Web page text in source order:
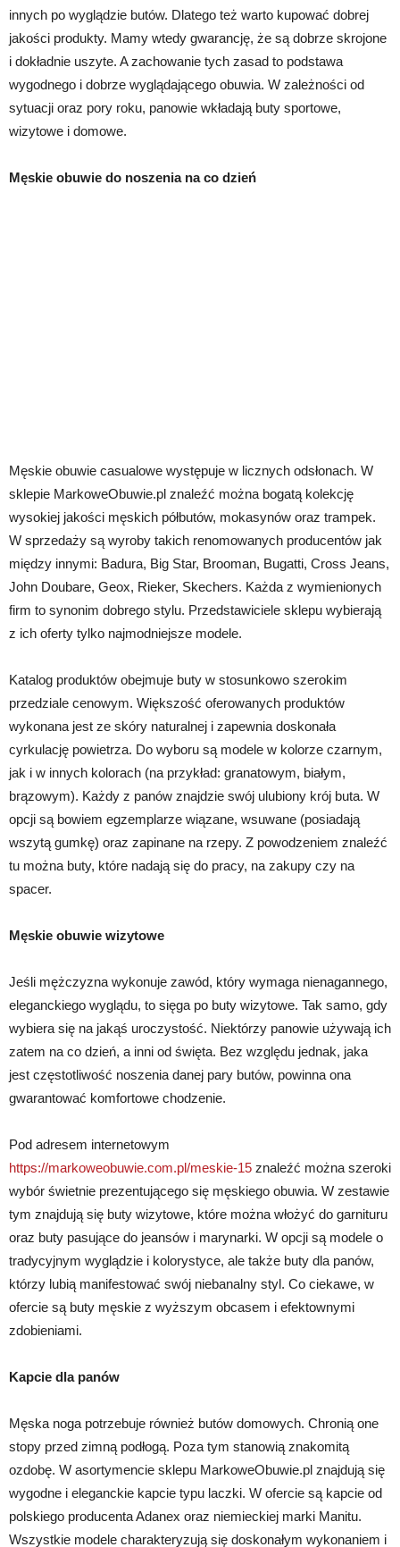
innych po wyglądzie butów. Dlatego też warto kupować dobrej
jakości produkty. Mamy wtedy gwarancję, że są dobrze skrojone
i dokładnie uszyte. A zachowanie tych zasad to podstawa
wygodnego i dobrze wyglądającego obuwia. W zależności od
sytuacji oraz pory roku, panowie wkładają buty sportowe,
wizytowe i domowe.
Męskie obuwie do noszenia na co dzień
Męskie obuwie casualowe występuje w licznych odsłonach. W
sklepie MarkoweObuwie.pl znaleźć można bogatą kolekcję
wysokiej jakości męskich półbutów, mokasynów oraz trampek.
W sprzedaży są wyroby takich renomowanych producentów jak
między innymi: Badura, Big Star, Brooman, Bugatti, Cross Jeans,
John Doubare, Geox, Rieker, Skechers. Każda z wymienionych
firm to synonim dobrego stylu. Przedstawiciele sklepu wybierają
z ich oferty tylko najmodniejsze modele.
Katalog produktów obejmuje buty w stosunkowo szerokim
przedziale cenowym. Większość oferowanych produktów
wykonana jest ze skóry naturalnej i zapewnia doskonała
cyrkulację powietrza. Do wyboru są modele w kolorze czarnym,
jak i w innych kolorach (na przykład: granatowym, białym,
brązowym). Każdy z panów znajdzie swój ulubiony krój buta. W
opcji są bowiem egzemplarze wiązane, wsuwane (posiadają
wszytą gumkę) oraz zapinane na rzepy. Z powodzeniem znaleźć
tu można buty, które nadają się do pracy, na zakupy czy na
spacer.
Męskie obuwie wizytowe
Jeśli mężczyzna wykonuje zawód, który wymaga nienagannego,
eleganckiego wyglądu, to sięga po buty wizytowe. Tak samo, gdy
wybiera się na jakąś uroczystość. Niektórzy panowie używają ich
zatem na co dzień, a inni od święta. Bez względu jednak, jaka
jest częstotliwość noszenia danej pary butów, powinna ona
gwarantować komfortowe chodzenie.
Pod adresem internetowym
https://markoweobuwie.com.pl/meskie-15 znaleźć można szeroki
wybór świetnie prezentującego się męskiego obuwia. W zestawie
tym znajdują się buty wizytowe, które można włożyć do garnituru
oraz buty pasujące do jeansów i marynarki. W opcji są modele o
tradycyjnym wyglądzie i kolorystyce, ale także buty dla panów,
którzy lubią manifestować swój niebanalny styl. Co ciekawe, w
ofercie są buty męskie z wyższym obcasem i efektownymi
zdobieniami.
Kapcie dla panów
Męska noga potrzebuje również butów domowych. Chronią one
stopy przed zimną podłogą. Poza tym stanowią znakomitą
ozdobę. W asortymencie sklepu MarkoweObuwie.pl znajdują się
wygodne i eleganckie kapcie typu laczki. W ofercie są kapcie od
polskiego producenta Adanex oraz niemieckiej marki Manitu.
Wszystkie modele charakteryzują się doskonałym wykonaniem i